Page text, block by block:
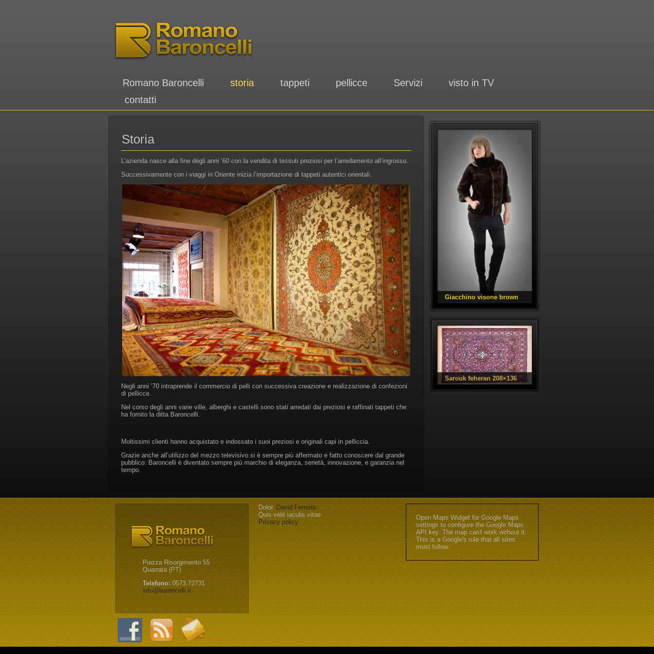
Romano Baroncelli storia tappeti pellicce Servizi
visto in TV
contatti
Storia
L’azienda nasce alla fine degli anni ’60 con la vendita di tessuti preziosi per l’arredamento all’ingrosso.
Successivamente con i viaggi in Oriente inizia l’importazione di tappeti autentici orientali.
Negli anni ’70 intraprende il commercio di pelli con successiva creazione e realizzazione di confezioni
di pellicce.
Nel corso degli anni varie ville, alberghi e castelli sono stati arredati dai preziosi e raffinati tappeti che
ha fornito la ditta Baroncelli.
Moltissimi clienti hanno acquistato e indossato i suoi preziosi e originali capi in pelliccia.
Grazie anche all’utilizzo del mezzo televisivo si è sempre più affermato e fatto conoscere dal grande
pubblico: Baroncelli è diventato sempre più marchio di eleganza, serietà, innovazione, e garanzia nel
tempo.
Piazza Risorgimento 55
Quarrata (PT)
Telefono: 0573.72731
info@baroncelli.it
Dolor. David Ferreira
Quis velit iaculis vitae.
Privacy policy
Open Maps Widget for Google Maps
settings to configure the Google Maps
API key. The map can't work without it.
This is a Google's rule that all sites
must follow.